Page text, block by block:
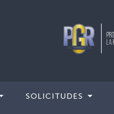
SOLICITUDES